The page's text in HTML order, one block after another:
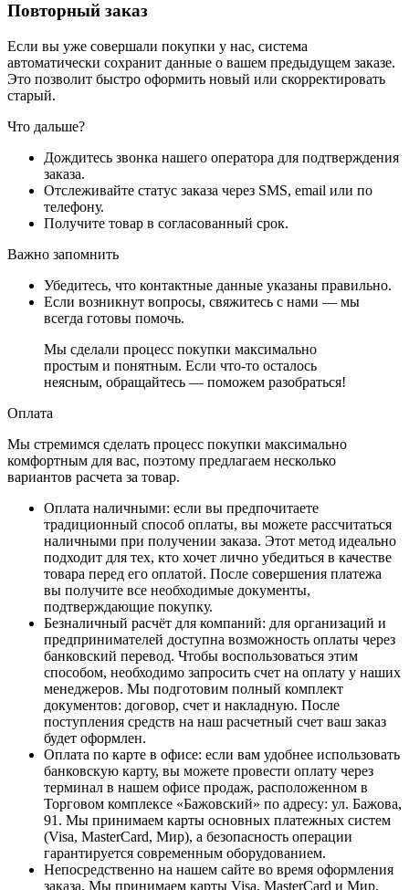
Повторный заказ
Если вы уже совершали покупки у нас, система
автоматически сохранит данные о вашем предыдущем заказе.
Это позволит быстро оформить новый или скорректировать
старый.
Что дальше?
Дождитесь звонка нашего оператора для подтверждения
заказа.
Отслеживайте статус заказа через SMS, email или по
телефону.
Получите товар в согласованный срок.
Важно запомнить
Убедитесь, что контактные данные указаны правильно.
Если возникнут вопросы, свяжитесь с нами — мы
всегда готовы помочь.
Мы сделали процесс покупки максимально
простым и понятным. Если что-то осталось
неясным, обращайтесь — поможем разобраться!
Оплата
Мы стремимся сделать процесс покупки максимально
комфортным для вас, поэтому предлагаем несколько
вариантов расчета за товар.
Оплата наличными: если вы предпочитаете
традиционный способ оплаты, вы можете рассчитаться
наличными при получении заказа. Этот метод идеально
подходит для тех, кто хочет лично убедиться в качестве
товара перед его оплатой. После совершения платежа
вы получите все необходимые документы,
подтверждающие покупку.
Безналичный расчёт для компаний: для организаций и
предпринимателей доступна возможность оплаты через
банковский перевод. Чтобы воспользоваться этим
способом, необходимо запросить счет на оплату у наших
менеджеров. Мы подготовим полный комплект
документов: договор, счет и накладную. После
поступления средств на наш расчетный счет ваш заказ
будет оформлен.
Оплата по карте в офисе: если вам удобнее использовать
банковскую карту, вы можете провести оплату через
терминал в нашем офисе продаж, расположенном в
Торговом комплексе «Бажовский» по адресу: ул. Бажова,
91. Мы принимаем карты основных платежных систем
(Visa, MasterCard, Мир), а безопасность операции
гарантируется современным оборудованием.
Непосредственно на нашем сайте во время оформления
заказа. Мы принимаем карты Visa, MasterCard и Мир,